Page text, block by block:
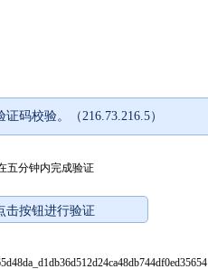
码校验。（216.73.216.5）
五分钟内完成验证